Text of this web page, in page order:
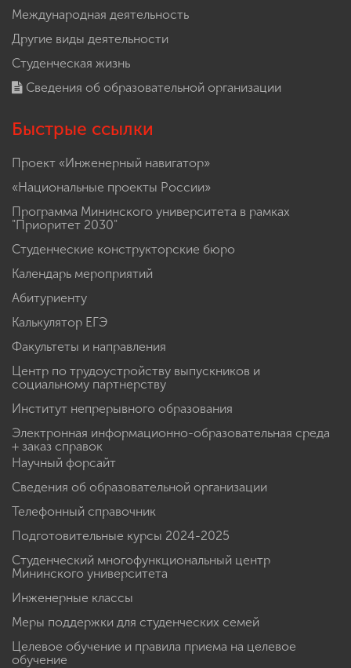
Международная деятельность
Другие виды деятельности
Студенческая жизнь
Сведения об образовательной организации
Быстрые ссылки
Проект «Инженерный навигатор»
«Национальные проекты России»
Программа Мининского университета в рамках
"Приоритет 2030"
Студенческие конструкторские бюро
Календарь мероприятий
Абитуриенту
Калькулятор ЕГЭ
Факультеты и направления
Центр по трудоустройству выпускников и
социальному партнерству
Институт непрерывного образования
Электронная информационно-образовательная среда
+ заказ справок
Научный форсайт
Сведения об образовательной организации
Телефонный справочник
Подготовительные курсы 2024-2025
Студенческий многофункциональный центр
Мининского университета
Инженерные классы
Меры поддержки для студенческих семей
Целевое обучение и правила приема на целевое
обучение